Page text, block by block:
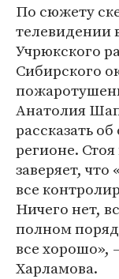
По сюжету
телевидении
Учрюкского
Сибирского
Анатолия
рассказать
регионе.
заверяет,
все
Ничего нет,
полном
все хорошо»,
Харламова.